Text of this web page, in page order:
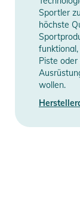
- Fußbett:
- Snowboard
- Snowboard
Foam 3D
- Snowboard
Bars, Cored
- Snowboard-
Lace Lock
Sportler
höchste
Piste
wollen.